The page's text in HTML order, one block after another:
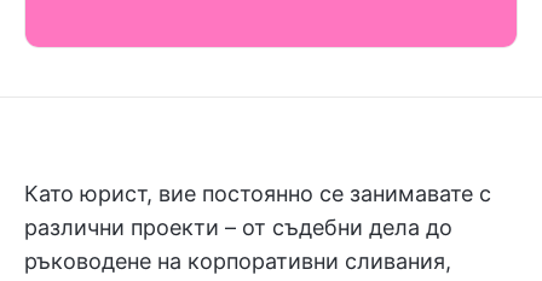
Като юрист, вие постоянно се занимавате с
различни проекти – от съдебни дела до
ръководене на корпоративни сливания,